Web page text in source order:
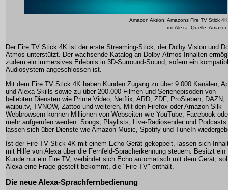
Amazon Aktion: Amazons Fire TV Stick 4K
mit Alexa -Quelle: Amazon
Der Fire TV Stick 4K ist der erste Streaming-Stick, der Dolby Vision und
Atmos unterstützt. Der wachsende Katalog an Dolby-Atmos-Inhalten
zudem ein immersives Erlebnis in 3D-Surround-Sound, sofern ein
Audiosystem angeschlossen ist.
Mit dem Fire TV Stick 4K haben Kunden Zugang zu über 9.000 Kanälen,
und Alexa Skills sowie zu über 200.000 Filmen und Serienepisoden von
beliebten Diensten wie Prime Video, Netflix, ARD, ZDF, ProSieben, DAZN,
waipu.tv, TVNOW, Zattoo und weiteren. Mit den Firefox oder Amazon Silk
Webbrowsern können Millionen von Webseiten wie YouTube, Facebook
mehr aufgerufen werden. Songs, Playlists, Live-Radiosender und Podcasts
lassen sich über Dienste wie Amazon Music, Spotify und TuneIn
Ist der Fire TV Stick 4K mit einem Echo-Gerät gekoppelt, lassen sich
mit Hilfe von Alexa über die Fernfeld-Spracherkennung steuern. Besitzt ein
Kunde nur ein Fire TV, verbindet sich Echo automatisch mit dem Gerät,
Alexa eine Frage gestellt bekommt, die "Fire TV" enthält.
Die neue Alexa-Sprachfernbedienung